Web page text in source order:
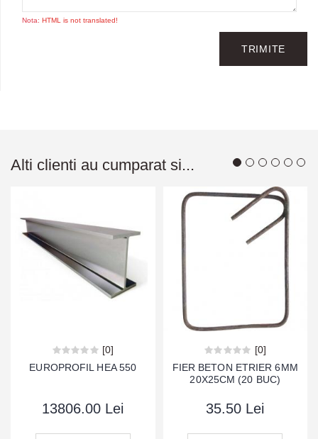
Nota: HTML is not translated!
TRIMITE
Alti clienti au cumparat si...
[0]
EUROPROFIL HEA 550
13806.00 Lei
[0]
FIER BETON ETRIER 6MM
20X25CM (20 BUC)
35.50 Lei